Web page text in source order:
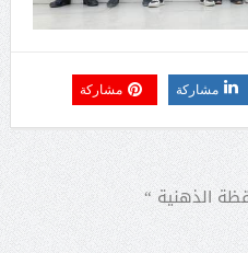
مشاركة مشاركة